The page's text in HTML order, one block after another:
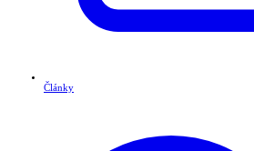
Články